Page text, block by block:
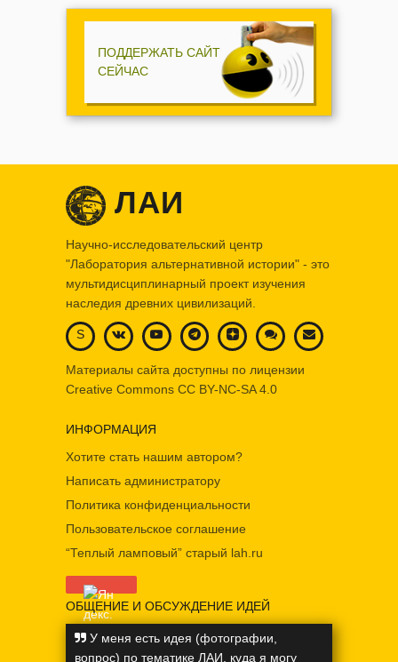
ПОДДЕРЖАТЬ САЙТ
СЕЙЧАС
ЛАИ
Научно-исследовательский центр
"Лаборатория альтернативной истории" - это
мультидисциплинарный проект изучения
наследия древних цивилизаций.
S
Материалы сайта доступны по лицензии
Creative Commons CC BY-NC-SA 4.0
ИНФОРМАЦИЯ
Хотите стать нашим автором?
Написать администратору
Политика конфиденциальности
Пользовательское соглашение
“Теплый ламповый” старый lah.ru
ОБЩЕНИЕ И ОБСУЖДЕНИЕ ИДЕЙ
У меня есть идея (фотографии,
вопрос) по тематике ЛАИ, куда я могу